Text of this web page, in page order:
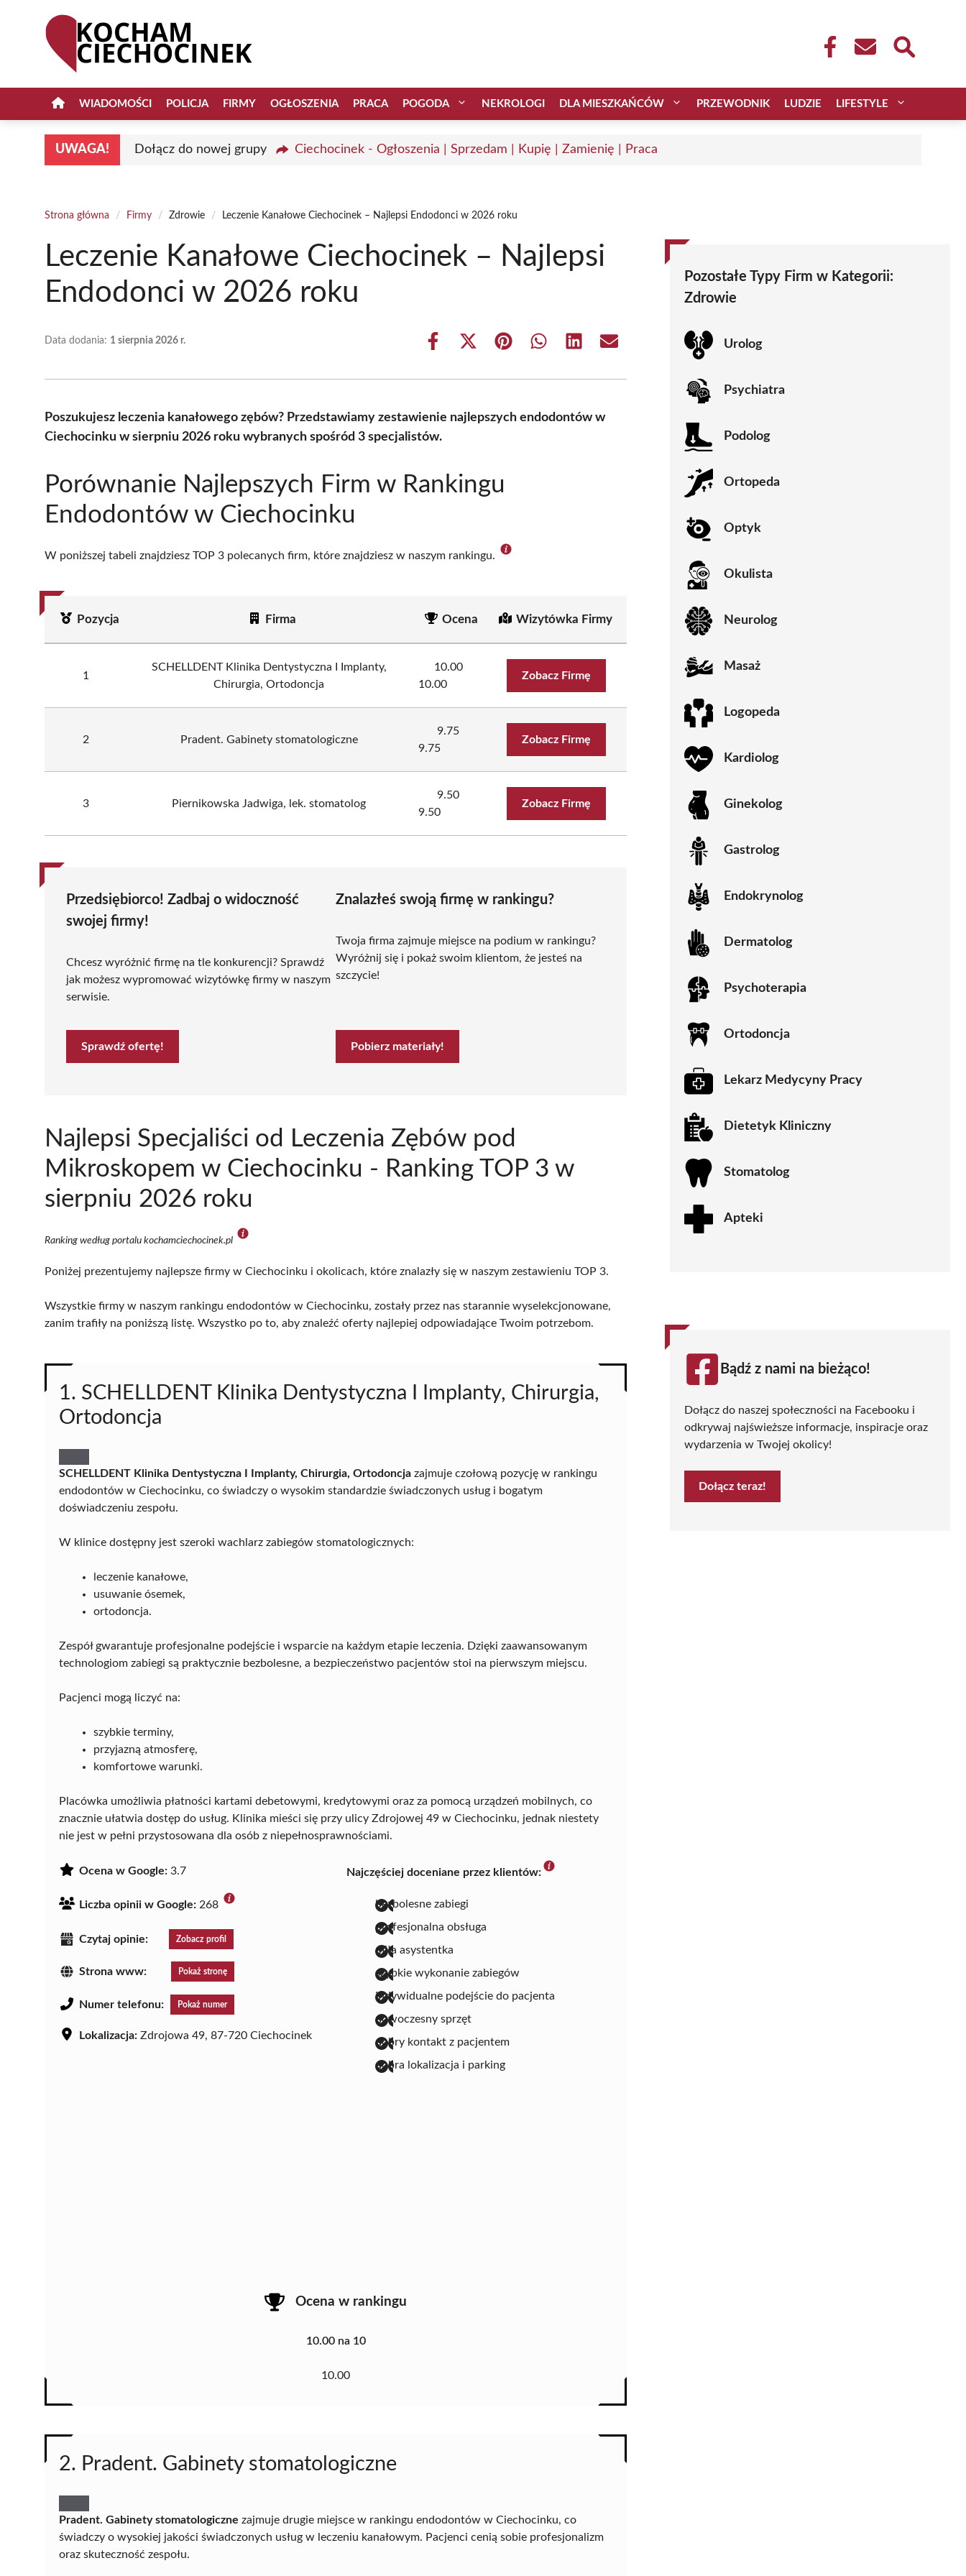
WIADOMOŚCI POLICJA FIRMY OGŁOSZENIA PRACA POGODA NEKROLOGI DLA MIESZKAŃCÓW PRZEWODNIK LUDZIE LIFESTYLE
UWAGA! Dołącz do nowej grupy Ciechocinek - Ogłoszenia | Sprzedam | Kupię | Zamienię | Praca
Strona główna / Firmy / Zdrowie / Leczenie Kanałowe Ciechocinek – Najlepsi Endodonci w 2026 roku
Leczenie Kanałowe Ciechocinek – Najlepsi
Endodonci w 2026 roku
Data dodania: 1 sierpnia 2026 r.
Share
Share
(Twitter)
Share Share Share Share
Poszukujesz leczenia kanałowego zębów? Przedstawiamy zestawienie najlepszych endodontów w
Ciechocinku w sierpniu 2026 roku wybranych spośród 3 specjalistów.
Porównanie Najlepszych Firm w Rankingu
Endodontów w Ciechocinku
W poniższej tabeli znajdziesz TOP 3 polecanych firm, które znajdziesz w naszym rankingu.
Pozycja Firma Ocena Wizytówka Firmy
1
SCHELLDENT Klinika Dentystyczna I Implanty,
Chirurgia, Ortodoncja
10.00
10.00
Zobacz Firmę
2 Pradent. Gabinety stomatologiczne
9.75
9.75
Zobacz Firmę
3 Piernikowska Jadwiga, lek. stomatolog
9.50
9.50
Zobacz Firmę
Przedsiębiorco! Zadbaj o widoczność
swojej firmy!
Chcesz wyróżnić firmę na tle konkurencji? Sprawdź
jak możesz wypromować wizytówkę firmy w naszym
serwisie.
Sprawdź ofertę!
Znalazłeś swoją firmę w rankingu?
Twoja firma zajmuje miejsce na podium w rankingu?
Wyróżnij się i pokaż swoim klientom, że jesteś na
szczycie!
Pobierz materiały!
Najlepsi Specjaliści od Leczenia Zębów pod
Mikroskopem w Ciechocinku - Ranking TOP 3 w
sierpniu 2026 roku
Ranking według portalu kochamciechocinek.pl
Poniżej prezentujemy najlepsze firmy w Ciechocinku i okolicach, które znalazły się w naszym zestawieniu TOP 3.
Wszystkie firmy w naszym rankingu endodontów w Ciechocinku, zostały przez nas starannie wyselekcjonowane,
zanim trafiły na poniższą listę. Wszystko po to, aby znaleźć oferty najlepiej odpowiadające Twoim potrzebom.
1. SCHELLDENT Klinika Dentystyczna I Implanty, Chirurgia,
Ortodoncja
SCHELLDENT Klinika Dentystyczna I Implanty, Chirurgia, Ortodoncja zajmuje czołową pozycję w rankingu
endodontów w Ciechocinku, co świadczy o wysokim standardzie świadczonych usług i bogatym
doświadczeniu zespołu.
W klinice dostępny jest szeroki wachlarz zabiegów stomatologicznych:
leczenie kanałowe,
usuwanie ósemek,
ortodoncja.
Zespół gwarantuje profesjonalne podejście i wsparcie na każdym etapie leczenia. Dzięki zaawansowanym
technologiom zabiegi są praktycznie bezbolesne, a bezpieczeństwo pacjentów stoi na pierwszym miejscu.
Pacjenci mogą liczyć na:
szybkie terminy,
przyjazną atmosferę,
komfortowe warunki.
Placówka umożliwia płatności kartami debetowymi, kredytowymi oraz za pomocą urządzeń mobilnych, co
znacznie ułatwia dostęp do usług. Klinika mieści się przy ulicy Zdrojowej 49 w Ciechocinku, jednak niestety
nie jest w pełni przystosowana dla osób z niepełnosprawnościami.
Ocena w Google: 3.7
Liczba opinii w Google: 268
Czytaj opinie: Zobacz profil
Strona www: Pokaż stronę
Numer telefonu: Pokaż numer
Lokalizacja: Zdrojowa 49, 87-720 Ciechocinek
Najczęściej doceniane przez klientów:
bezbolesne zabiegi
profesjonalna obsługa
miła asystentka
szybkie wykonanie zabiegów
indywidualne podejście do pacjenta
nowoczesny sprzęt
dobry kontakt z pacjentem
dobra lokalizacja i parking
Ocena w rankingu
10.00 na 10
10.00
2. Pradent. Gabinety stomatologiczne
Pradent. Gabinety stomatologiczne zajmuje drugie miejsce w rankingu endodontów w Ciechocinku, co
świadczy o wysokiej jakości świadczonych usług w leczeniu kanałowym. Pacjenci cenią sobie profesjonalizm
oraz skuteczność zespołu.
Pozostałe Typy Firm w Kategorii:
Zdrowie
Urolog
Psychiatra
Podolog
Ortopeda
Optyk
Okulista
Neurolog
Masaż
Logopeda
Kardiolog
Ginekolog
Gastrolog
Endokrynolog
Dermatolog
Psychoterapia
Ortodoncja
Lekarz Medycyny Pracy
Dietetyk Kliniczny
Stomatolog
Apteki
Bądź z nami na bieżąco!
Dołącz do naszej społeczności na Facebooku i
odkrywaj najświeższe informacje, inspiracje oraz
wydarzenia w Twojej okolicy!
Dołącz teraz!